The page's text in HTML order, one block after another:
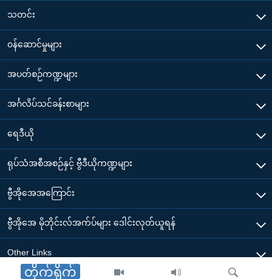
တိုက်ရိုက်
သတင်း
၀န်ဆောင်မှုများ
အပတ်စဉ်ကဏ္ဍများ
အင်္ဂလိပ်သင်ခန်းစာများ
ရေဒီယို
ရုပ်သံအစီအစဉ်နှင့် ဗွီဒီယိုကဏ္ဍများ
ဗွီအိုအေအကြောင်း
ဗွီအိုအေ မိုဘိုင်းလ်အက်ပ်များ ဒေါင်းလုတ်ယူရန်
Other Links